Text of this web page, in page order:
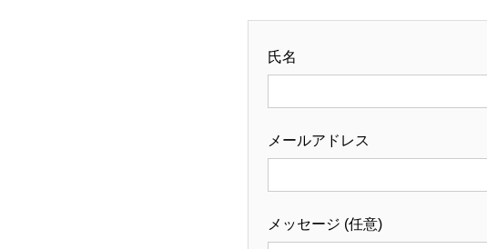
氏名
メールアドレス
メッセージ (任意)